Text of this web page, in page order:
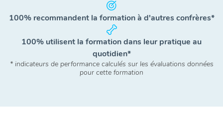
100% recommandent la formation à d'autres confrères*
100% utilisent la formation dans leur pratique au
quotidien*
* indicateurs de performance calculés sur les évaluations données
pour cette formation